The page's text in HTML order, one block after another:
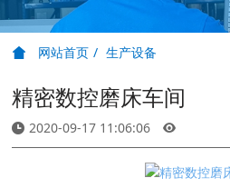
网站首页 生产设备
精密数控磨床车间
2020-09-17 11:06:06